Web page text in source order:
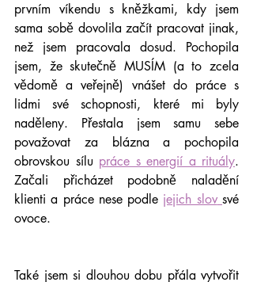
prvním víkendu s kněžkami, kdy jsem
sama sobě dovolila začít pracovat jinak,
než jsem pracovala dosud. Pochopila
jsem, že skutečně MUSÍM (a to zcela
vědomě a veřejně) vnášet do práce s
lidmi své schopnosti, které mi byly
naděleny. Přestala jsem samu sebe
považovat za blázna a pochopila
obrovskou sílu práce s energií a rituály.
Začali přicházet podobně naladění
klienti a práce nese podle jejich slov své
ovoce.